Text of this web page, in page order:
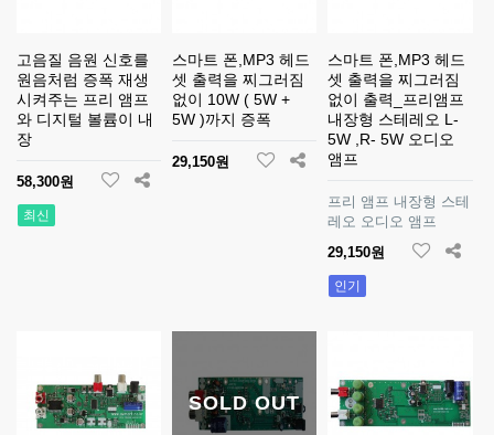
고음질 음원 신호를
원음처럼 증폭 재생
시켜주는 프리 앰프
와 디지털 볼륨이 내
장
58,300원
최신
스마트 폰,MP3 헤드
셋 출력을 찌그러짐
없이 10W ( 5W +
5W )까지 증폭
29,150원
스마트 폰,MP3 헤드
셋 출력을 찌그러짐
없이 출력_프리앰프
내장형 스테레오 L-
5W ,R- 5W 오디오
앰프
프리 앰프 내장형 스테
레오 오디오 앰프
29,150원
인기
SOLD OUT